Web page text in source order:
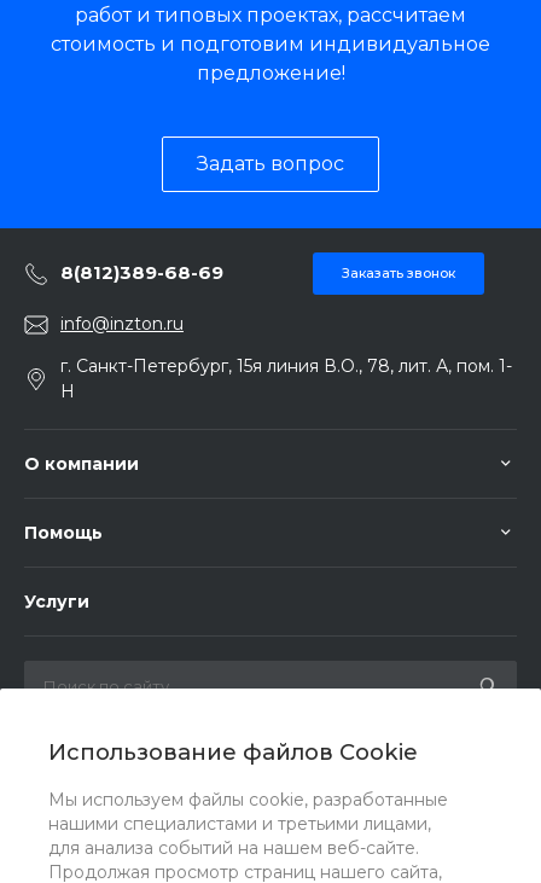
Использование файлов Cookie
Мы используем файлы cookie, разработанные
нашими специалистами и третьими лицами,
для анализа событий на нашем веб-сайте.
Продолжая просмотр страниц нашего сайта,
работ и типовых проектах, рассчитаем
стоимость и подготовим индивидуальное
предложение!
Задать вопрос
8(812)389-68-69 Заказать звонок
info@inzton.ru
г. Санкт-Петербург, 15я линия В.О., 78, лит. А, пом. 1-
Н
О компании
Помощь
Услуги